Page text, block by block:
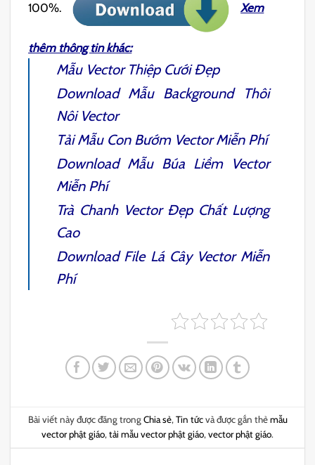
100%. Xem
thêm thông tin khác:
Mẫu Vector Thiệp CướiĐẹp
Download Mẫu Background Thôi
Nôi Vector
Tải Mẫu Con Bướm VectorMiễn Phí
Download Mẫu Búa Liềm Vector
Miễn Phí
Trà Chanh VectorĐẹp Chất Lượng
Cao
Download File Lá Cây VectorMiễn
Phí
Bài viết này được đăng trongChia sẻ, Tin tứcvà được gắn thẻmẫu
vector phật giáo, tải mẫu vector phật giáo, vector phật giáo.